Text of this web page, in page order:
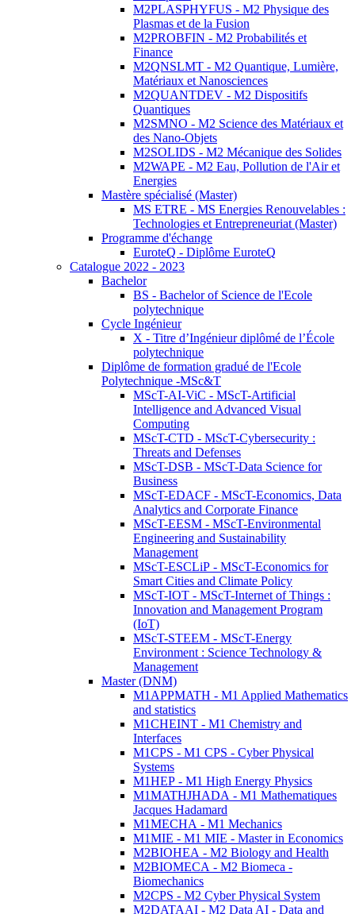
M2PLASPHYFUS - M2 Physique des
Plasmas et de la Fusion
M2PROBFIN - M2 Probabilités et
Finance
M2QNSLMT - M2 Quantique, Lumière,
Matériaux et Nanosciences
M2QUANTDEV - M2 Dispositifs
Quantiques
M2SMNO - M2 Science des Matériaux et
des Nano-Objets
M2SOLIDS - M2 Mécanique des Solides
M2WAPE - M2 Eau, Pollution de l'Air et
Energies
Mastère spécialisé (Master)
MS ETRE - MS Energies Renouvelables :
Technologies et Entrepreneuriat (Master)
Programme d'échange
EuroteQ - Diplôme EuroteQ
Catalogue 2022 - 2023
Bachelor
BS - Bachelor of Science de l'Ecole
polytechnique
Cycle Ingénieur
X - Titre d’Ingénieur diplômé de l’École
polytechnique
Diplôme de formation gradué de l'Ecole
Polytechnique -MSc&T
MScT-AI-ViC - MScT-Artificial
Intelligence and Advanced Visual
Computing
MScT-CTD - MScT-Cybersecurity :
Threats and Defenses
MScT-DSB - MScT-Data Science for
Business
MScT-EDACF - MScT-Economics, Data
Analytics and Corporate Finance
MScT-EESM - MScT-Environmental
Engineering and Sustainability
Management
MScT-ESCLiP - MScT-Economics for
Smart Cities and Climate Policy
MScT-IOT - MScT-Internet of Things :
Innovation and Management Program
(IoT)
MScT-STEEM - MScT-Energy
Environment : Science Technology &
Management
Master (DNM)
M1APPMATH - M1 Applied Mathematics
and statistics
M1CHEINT - M1 Chemistry and
Interfaces
M1CPS - M1 CPS - Cyber Physical
Systems
M1HEP - M1 High Energy Physics
M1MATHJHADA - M1 Mathematiques
Jacques Hadamard
M1MECHA - M1 Mechanics
M1MIE - M1 MIE - Master in Economics
M2BIOHEA - M2 Biology and Health
M2BIOMECA - M2 Biomeca -
Biomechanics
M2CPS - M2 Cyber Physical System
M2DATAAI - M2 Data AI - Data and